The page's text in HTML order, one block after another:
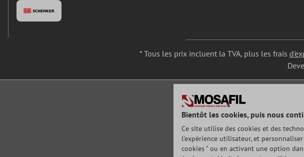
* Tous les prix incluent la TVA, plus les frais
Bientôt les cookies, puis nous
Ce site utilise des cookies et des
l'expérience utilisateur, et
cookies " ou en activant une option